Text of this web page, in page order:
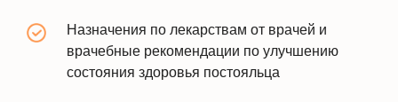
Назначения по лекарствам от врачей и
врачебные рекомендации по улучшению
состояния здоровья постояльца